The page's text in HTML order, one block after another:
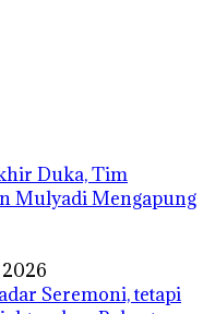
Duka, Tim
Mulyadi Mengapung
Seremoni, tetapi